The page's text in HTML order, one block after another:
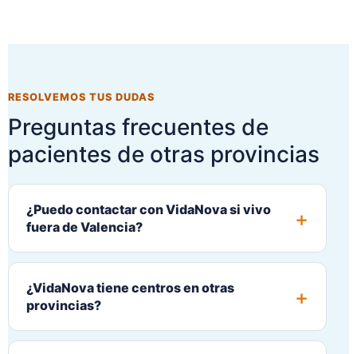
RESOLVEMOS TUS DUDAS
Preguntas frecuentes de
pacientes de otras provincias
¿Puedo contactar con VidaNova si vivo
fuera de Valencia?
¿VidaNova tiene centros en otras
provincias?